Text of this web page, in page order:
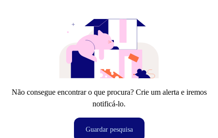
Não consegue encontrar o que procura? Crie um alerta e iremos
notificá-lo.
Guardar pesquisa